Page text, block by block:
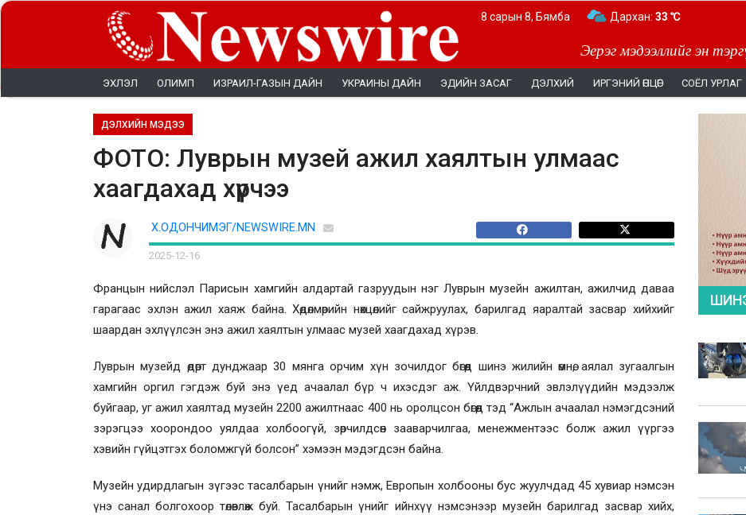
Эерэг мэдээллийг эн
8 сарын 8, Бямба Дархан: 33 ℃
ЭХЛЭЛ ОЛИМП ИЗРАИЛ-ГАЗЫН ДАЙН УКРАИНЫ ДАЙН ЭДИЙН ЗАСАГ ДЭЛХИЙ ИРГЭНИЙ ӨНЦӨГ СОЁЛ УРЛАГ
ДЭЛХИЙН МЭДЭЭ
ФОТО: Луврын музей ажил хаялтын улмаас
хаагдахад хүрчээ
Х.ОДОНЧИМЭГ/NEWSWIRE.MN
2025-12-16
Францын нийслэл Парисын хамгийн алдартай газруудын нэг Луврын музейн ажилтан, ажилчид даваа
гарагаас эхлэн ажил хаяж байна. Хөдөлмөрийн нөхцөлийг сайжруулах, барилгад яаралтай засвар хийхийг
шаардан эхлүүлсэн энэ ажил хаялтын улмаас музей хаагдахад хүрэв.
Луврын музейд өдөрт дунджаар 30 мянга орчим хүн зочилдог бөгөөд шинэ жилийн өмнө, аялал зугаалгын
хамгийн оргил гэгдэж буй энэ үед ачаалал бүр ч ихэсдэг аж. Үйлдвэрчний эвлэлүүдийн мэдээлж
буйгаар, уг ажил хаялтад музейн 2200 ажилтнаас 400 нь оролцсон бөгөөд тэд “Ажлын ачаалал нэмэгдсэний
зэрэгцээ хоорондоо уялдаа холбоогүй, зөрчилдсөн зааварчилгаа, менежментээс болж ажил үүргээ
хэвийн гүйцэтгэх боломжгүй болсон” хэмээн мэдэгдсэн байна.
Музейн удирдлагын зүгээс тасалбарын үнийг нэмж, Европын холбооны бус жуулчдад 45 хувиар нэмсэн
үнэ санал болгохоор төлөвлөж буй. Тасалбарын үнийг ийнхүү нэмсэнээр музейн барилгад засвар хийх,